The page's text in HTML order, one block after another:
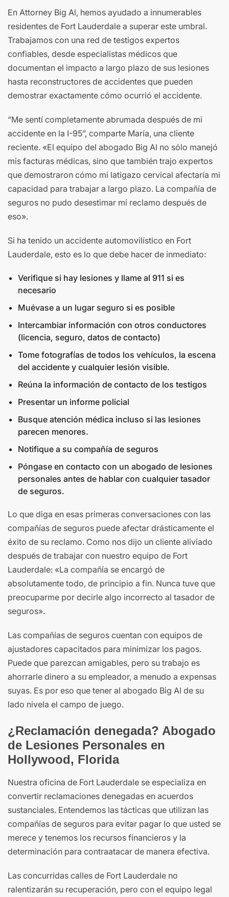
En Attorney Big Al, hemos ayudado a innumerables
residentes de Fort Lauderdale a superar este umbral.
Trabajamos con una red de testigos expertos
confiables, desde especialistas médicos que
documentan el impacto a largo plazo de sus lesiones
hasta reconstructores de accidentes que pueden
demostrar exactamente cómo ocurrió el accidente.
“Me sentí completamente abrumada después de mi
accidente en la I-95”, comparte María, una cliente
reciente. «El equipo del abogado Big Al no sólo manejó
mis facturas médicas, sino que también trajo expertos
que demostraron cómo mi latigazo cervical afectaría mi
capacidad para trabajar a largo plazo. La compañía de
seguros no pudo desestimar mi reclamo después de
eso».
Si ha tenido un accidente automovilístico en Fort
Lauderdale, esto es lo que debe hacer de inmediato:
Verifique si hay lesiones y llame al 911 si es
necesario
Muévase a un lugar seguro si es posible
Intercambiar información con otros conductores
(licencia, seguro, datos de contacto)
Tome fotografías de todos los vehículos, la escena
del accidente y cualquier lesión visible.
Reúna la información de contacto de los testigos
Presentar un informe policial
Busque atención médica incluso si las lesiones
parecen menores.
Notifique a su compañía de seguros
Póngase en contacto con un abogado de lesiones
personales antes de hablar con cualquier tasador
de seguros.
Lo que diga en esas primeras conversaciones con las
compañías de seguros puede afectar drásticamente el
éxito de su reclamo. Como nos dijo un cliente aliviado
después de trabajar con nuestro equipo de Fort
Lauderdale: «La compañía se encargó de
absolutamente todo, de principio a fin. Nunca tuve que
preocuparme por decirle algo incorrecto al tasador de
seguros».
Las compañías de seguros cuentan con equipos de
ajustadores capacitados para minimizar los pagos.
Puede que parezcan amigables, pero su trabajo es
ahorrarle dinero a su empleador, a menudo a expensas
suyas. Es por eso que tener al abogado Big Al de su
lado nivela el campo de juego.
¿Reclamación denegada? Abogado
de Lesiones Personales en
Hollywood, Florida
Nuestra oficina de Fort Lauderdale se especializa en
convertir reclamaciones denegadas en acuerdos
sustanciales. Entendemos las tácticas que utilizan las
compañías de seguros para evitar pagar lo que usted se
merece y tenemos los recursos financieros y la
determinación para contraatacar de manera efectiva.
Las concurridas calles de Fort Lauderdale no
ralentizarán su recuperación, pero con el equipo legal